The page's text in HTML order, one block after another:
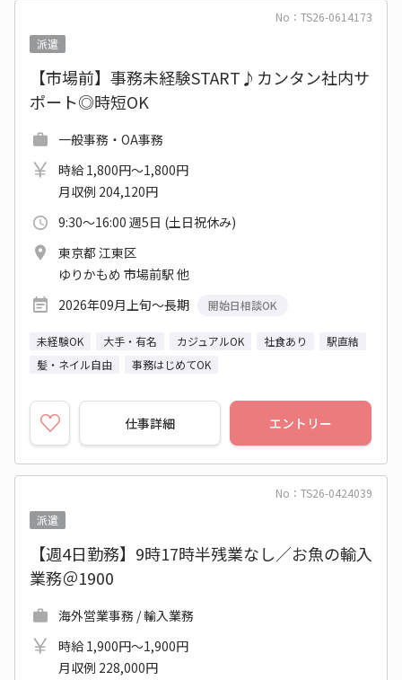
No：TS26-0614173
派遣
【市場前】事務未経験START♪カンタン社内サ
ポート◎時短OK
一般事務・OA事務
時給 1,800円～1,800円
月収例 204,120円
9:30～16:00 週5日 (土日祝休み)
東京都 江東区
ゆりかもめ 市場前駅 他
2026年09月上旬～長期
開始日相談OK
未経験OK 大手・有名 カジュアルOK 社食あり
駅直結
髪・ネイル自由
事務はじめてOK
仕事詳細 エントリー
No：TS26-0424039
派遣
【週4日勤務】9時17時半残業なし／お魚の輸入
業務＠1900
海外営業事務 / 輸入業務
時給 1,900円～1,900円
月収例 228,000円